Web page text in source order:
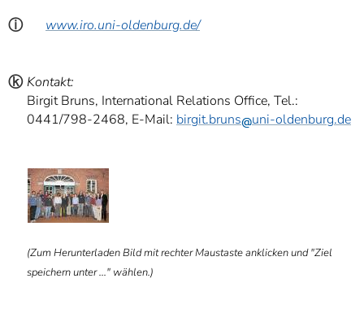
ⓘ www.iro.uni-oldenburg.de/
ⓚ Kontakt:
Birgit Bruns, International Relations Office, Tel.:
0441/798-2468, E-Mail: birgit.bruns uni-oldenburg.de
(Zum Herunterladen Bild mit rechter Maustaste anklicken und "Ziel
speichern unter ..." wählen.)